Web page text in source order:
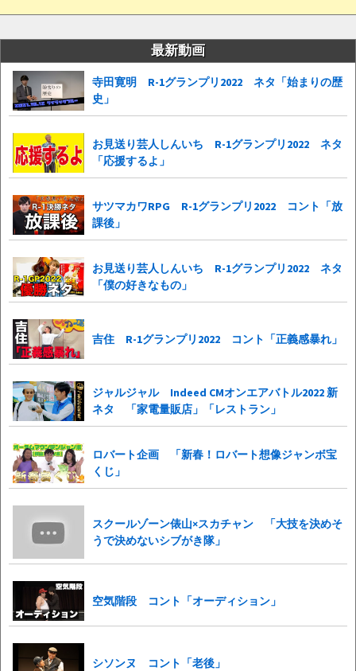
最新動画
寺田寛明 R-1グランプリ2022 ネタ「始まりの歴
史」
お見送り芸人しんいち R-1グランプリ2022 ネタ
「応援するよ」
サツマカワRPG R-1グランプリ2022 コント「放
課後」
お見送り芸人しんいち R-1グランプリ2022 ネタ
「僕の好きなもの」
吉住 R-1グランプリ2022 コント「正義感暴れ」
ジャルジャル Indeed CMオンエアバトル2022 新
ネタ 「家電量販店」「レストラン」
ロバート企画 「新春！ロバート想像ジャンボ宝
くじ」
スクールゾーン俵山×スカチャン 「大技を決めそ
うで決めないシブがき隊」
空気階段 コント「オーディション」
シソンヌ コント「老後」